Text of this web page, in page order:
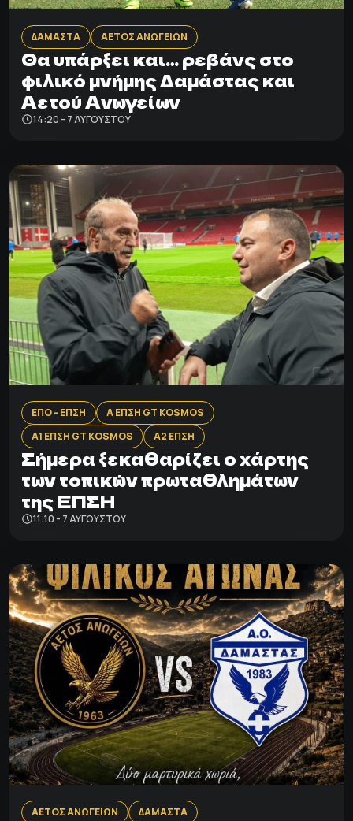
ΔΑΜΑΣΤΑ ΑΕΤΟΣ ΑΝΩΓΕΙΩΝ
Θα υπάρξει και… ρεβάνς στο
φιλικό μνήμης Δαμάστας και
Αετού Ανωγείων
14:20 - 7 ΑΥΓΟΎΣΤΟΥ
ΕΠΟ - ΕΠΣΗ
Α ΕΠΣΗ GT KOSMOS
Α1 ΕΠΣΗ GT KOSMOS
Α2 ΕΠΣΗ
Σήμερα ξεκαθαρίζει ο χάρτης
των τοπικών πρωταθλημάτων
της ΕΠΣΗ
11:10 - 7 ΑΥΓΟΎΣΤΟΥ
ΑΕΤΟΣ ΑΝΩΓΕΙΩΝ ΔΑΜΑΣΤΑ